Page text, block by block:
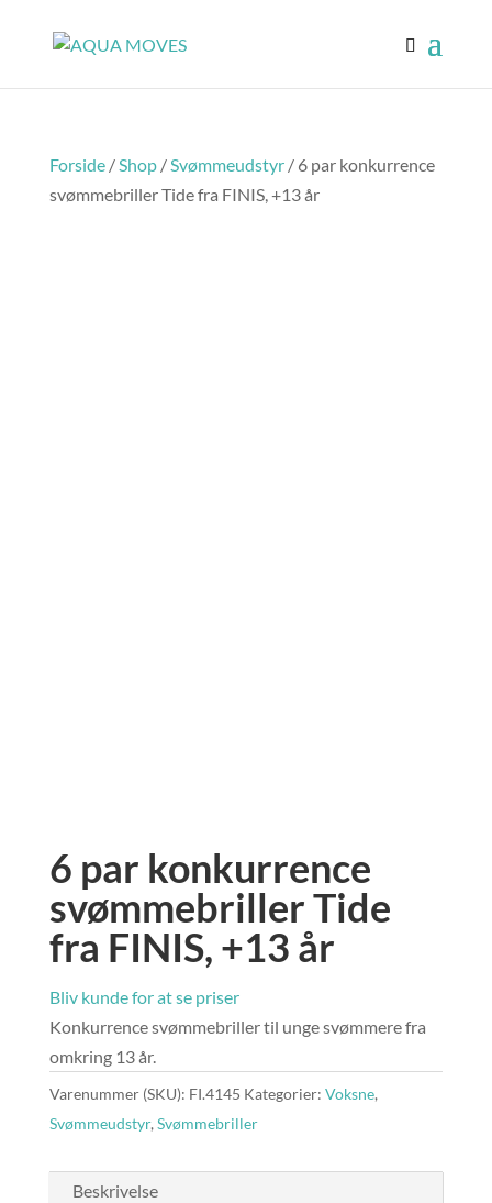
Forside/Shop/Svømmeudstyr/ 6 par konkurrence
svømmebriller Tide fra FINIS, +13 år
6 par konkurrence
svømmebriller Tide
fra FINIS, +13 år
Bliv kunde for at se priser
Konkurrence svømmebriller til unge svømmere fra
omkring 13 år.
Varenummer (SKU): FI.4145 Kategorier: Voksne,
Svømmeudstyr, Svømmebriller
Beskrivelse